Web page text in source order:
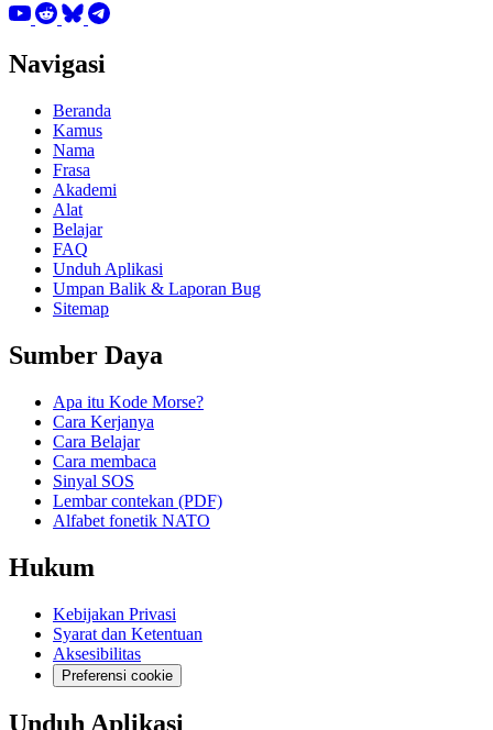
Navigasi
Beranda
Kamus
Nama
Frasa
Akademi
Alat
Belajar
FAQ
Unduh Aplikasi
Umpan Balik & Laporan Bug
Sitemap
Sumber Daya
Apa itu Kode Morse?
Cara Kerjanya
Cara Belajar
Cara membaca
Sinyal SOS
Lembar contekan (PDF)
Alfabet fonetik NATO
Hukum
Kebijakan Privasi
Syarat dan Ketentuan
Aksesibilitas
Preferensi cookie
Unduh Aplikasi